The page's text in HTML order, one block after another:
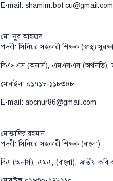
E-mail: shamim.bot.cu@gmail.com
মো: নুর আহম্মদ
পদবী: সিনিয়র সহকারী শিক্ষক (স্বাস্থ্য
বিএস্এস (অনার্স), এমএসএস
মোবাইল: ০১৭১৮-১১৮৩৪৮
E-mail: abcnur86@gmail.com
মোক্তাদির রহমান
পদবী: সিনিয়র সহকারী শিক্ষক (বাংলা)
বিএ (অনার্স), এমএ, (বাংলা), জাতীয়